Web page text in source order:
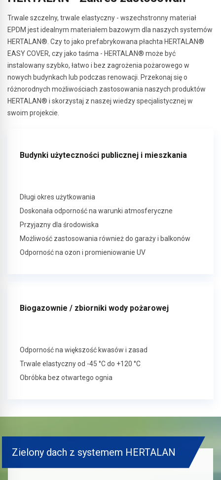
Trwale szczelny, trwale elastyczny - wszechstronny materiał
EPDM jest idealnym materiałem bazowym dla naszych systemów
HERTALAN®. Czy to jako prefabrykowana płachta HERTALAN®
EASY COVER, czy jako taśma - HERTALAN® może być
instalowany szybko, łatwo i bez zagrożenia pożarowego w
nowych budynkach lub podczas renowacji. Przekonaj się o
różnorodnych możliwościach zastosowania naszych produktów
HERTALAN® i skorzystaj z naszej wiedzy specjalistycznej w
swoim projekcie.
Budynki użyteczności publicznej i mieszkania
Długi okres użytkowania
Doskonała odporność na warunki atmosferyczne
Przyjazny dla środowiska
Możliwość zastosowania również do garaży i balkonów
Odporność na ozon i promieniowanie UV
Biogazownie / zbiorniki wody pożarowej
Odporność na większość kwasów i zasad
Trwale elastyczny od -45 °C do +120 °C
Obróbka bez otwartego ognia
Zielony dach z systemem HERTALAN